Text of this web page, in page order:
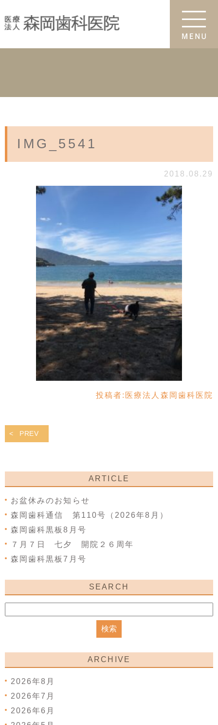
IMG_5541
2018.08.29
投稿者: 医療法人森岡歯科医院
PREV
ARTICLE
お盆休みのお知らせ
森岡歯科通信 第110号（2026年8月）
森岡歯科黒板8月号
７月７日 七夕 開院２６周年
森岡歯科黒板7月号
SEARCH
ARCHIVE
2026年8月
2026年7月
2026年6月